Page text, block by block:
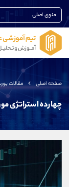
منوی اصلی
صفحه اصلی مقالات
چهارده استراتژی
پشتیبان فروش
موبایل
تلگرام
موبایل
تلگرام
داخلی